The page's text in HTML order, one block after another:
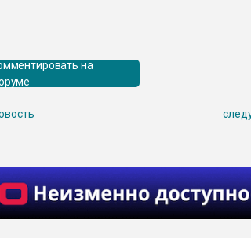
на